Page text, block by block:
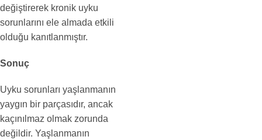
değiştirerek kronik uyku
sorunlarını ele almada etkili
olduğu kanıtlanmıştır.
Sonuç
Uyku sorunları yaşlanmanın
yaygın bir parçasıdır, ancak
kaçınılmaz olmak zorunda
değildir. Yaşlanmanın